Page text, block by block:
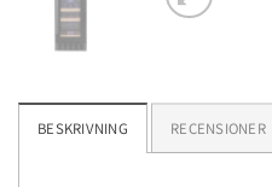
BESKRIVNING RECENSIONER